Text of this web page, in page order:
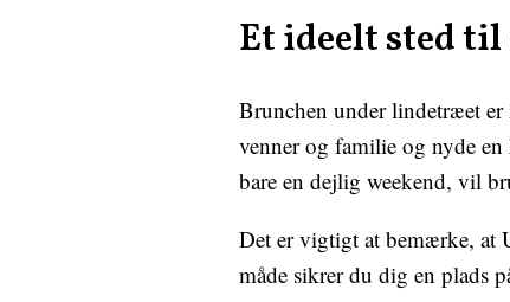
Et ideelt sted
Brunchen under lindetræet er
venner og familie og nyde
bare en dejlig weekend, vil
Det er vigtigt at bemærke, at
måde sikrer du dig en plads